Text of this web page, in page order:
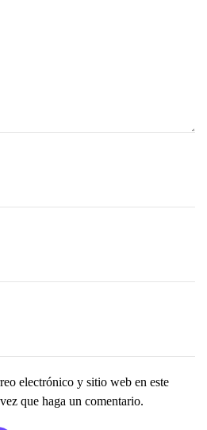
electrónico y sitio web en este
que haga un comentario.